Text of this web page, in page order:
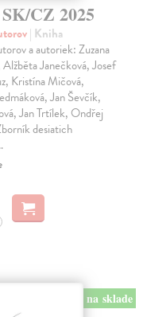
CZ 2025
| Kniha
a autoriek: Zuzana
Janečková, Josef
Kristína Mičová,
Jan Ševčík,
Jan Trtílek, Ondřej
desiatich
na sklade